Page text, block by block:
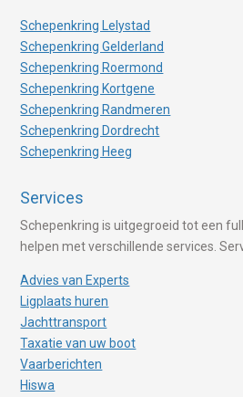
Schepenkring Lelystad
Schepenkring Gelderland
Schepenkring Roermond
Schepenkring Kortgene
Schepenkring Randmeren
Schepenkring Dordrecht
Schepenkring Heeg
Services
Schepenkring is uitgegroeid tot een
helpen met verschillende services.
Advies van Experts
Ligplaats huren
Jachttransport
Taxatie van uw boot
Vaarberichten
Hiswa